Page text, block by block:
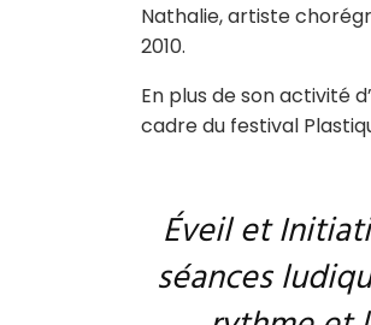
Nathalie, artiste
2010.
En plus de son activité
cadre du festival
Éveil et
séances